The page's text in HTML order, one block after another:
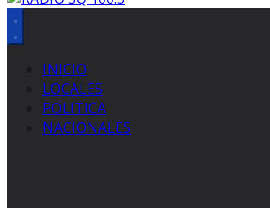
INICIO
LOCALES
POLITICA
NACIONALES